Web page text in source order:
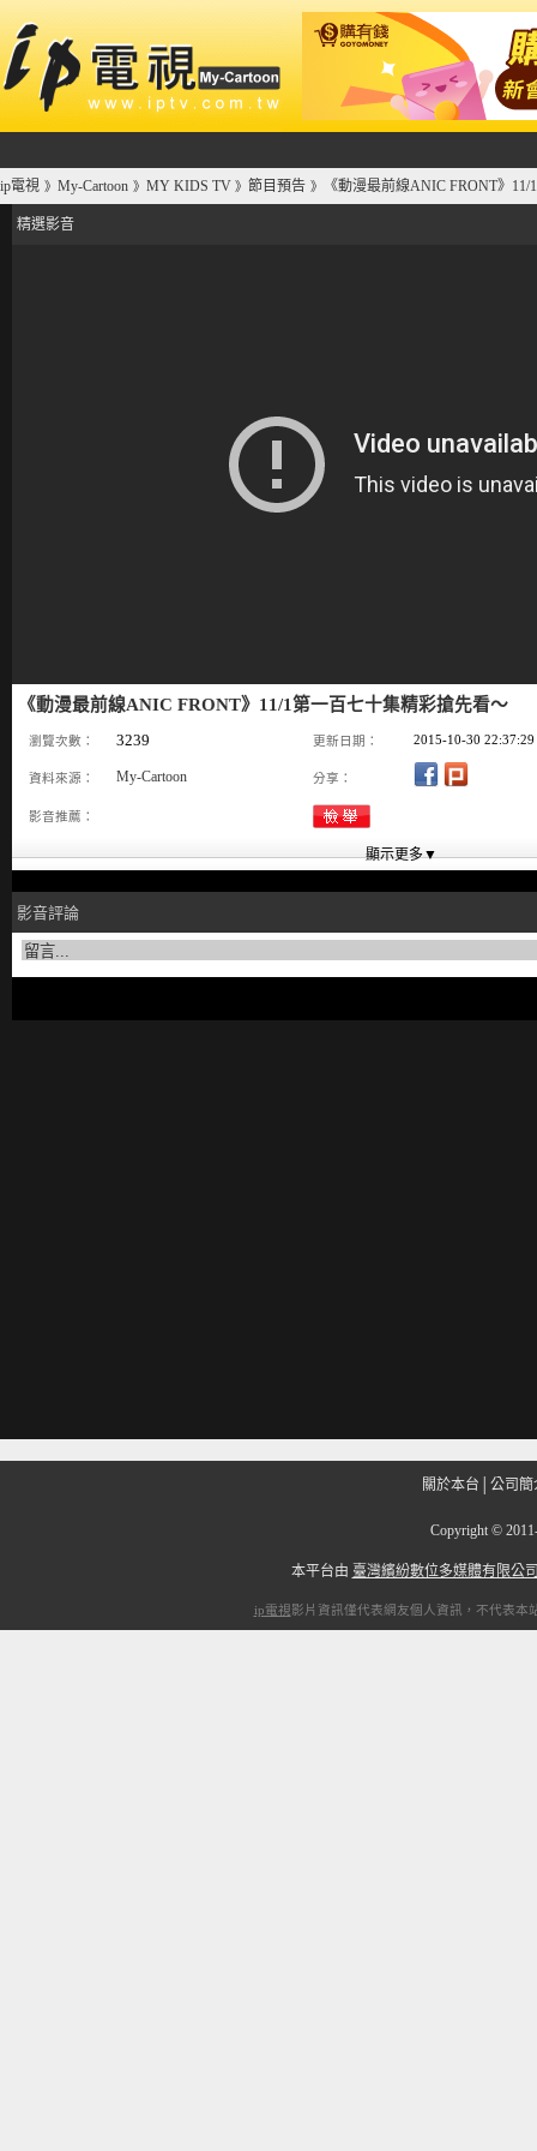
ip電視 》 My-Cartoon 》 MY KIDS TV 》 節目預告 》 《動漫最前線ANIC FRONT》
精選影音
《動漫最前線ANIC FRONT》11/1第一百七十集精彩搶先看～
瀏覽次數： 3239 更新日期： 2015-10-30 22:37:29
資料來源： My-Cartoon 分享：
影音推薦：
影音評論
關於本台 公司簡
Copyright ©
本平台由 臺灣繽紛數位多媒體有限公
ip電視影片資訊僅代表網友個人資訊，不代表本